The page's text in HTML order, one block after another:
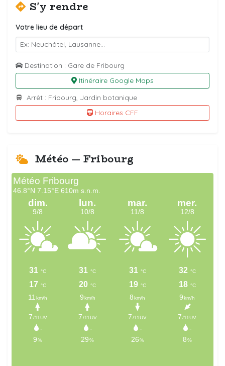
S'y rendre
Votre lieu de départ
Destination : Gare de Fribourg
Itinéraire Google Maps
Arrêt : Fribourg, Jardin botanique
Horaires CFF
Météo — Fribourg